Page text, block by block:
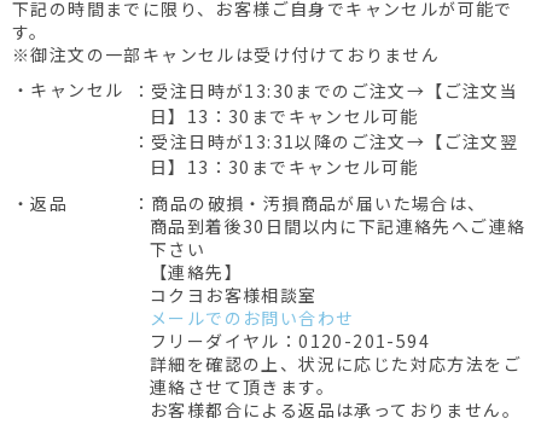
下記の時間までに限り、お客様ご自身でキャンセルが可能で
す。
※御注文の一部キャンセルは受け付けておりません
・キャンセル
：受注日時が13:30までのご注文→【ご注文当
日】13：30までキャンセル可能
：受注日時が13:31以降のご注文→【ご注文翌
日】13：30までキャンセル可能
・返品
：商品の破損・汚損商品が届いた場合は、
商品到着後30日間以内に下記連絡先へご連絡
下さい
【連絡先】
コクヨお客様相談室
メールでのお問い合わせ
フリーダイヤル：0120-201-594
詳細を確認の上、状況に応じた対応方法をご
連絡させて頂きます。
お客様都合による返品は承っておりません。